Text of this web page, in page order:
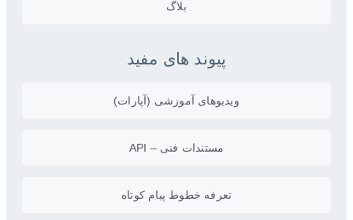
بلاگ
پیوند های مفید
ویدیو‌های آموزشی (آپارات)
مستندات فنی – API
تعرفه خطوط پیام کوتاه